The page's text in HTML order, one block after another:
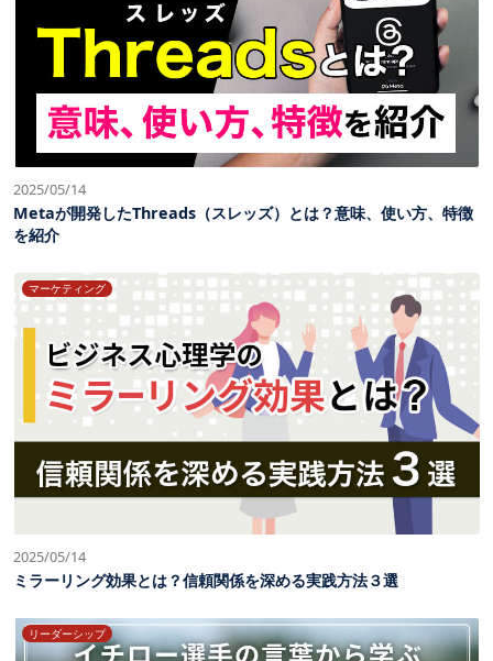
2025/05/14
Metaが開発したThreads（スレッズ）とは？意味、使い方、特徴
を紹介
マーケティング
2025/05/14
ミラーリング効果とは？信頼関係を深める実践方法３選
リーダーシップ